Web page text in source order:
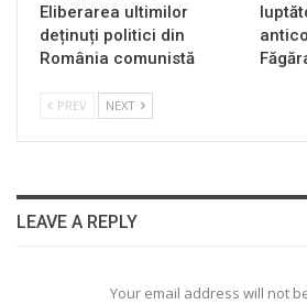
Eliberarea ultimilor
deținuți politici din
România comunistă
PREV NEXT
LEAVE A REPLY
Your email address will not